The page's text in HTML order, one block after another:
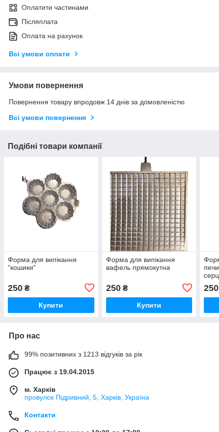
Оплатити частинами
Післяплата
Оплата на рахунок
Всі умови оплати
Умови повернення
Повернення товару впродовж 14 днів за домовленістю
Всі умови повернення
Подібні товари компанії
Форма для випікання
"кошики"
250 ₴
Купити
Форма для випікання
вафель прямокутна
250₴
Купити
250
Про нас
99% позитивних з 1213 відгуків за рік
Працює з 19.04.2015
м. Харків
провулок Підривний, 5, Харків, Україна
Контакти